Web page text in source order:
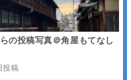
の投稿写真＠角屋もてなし
投稿